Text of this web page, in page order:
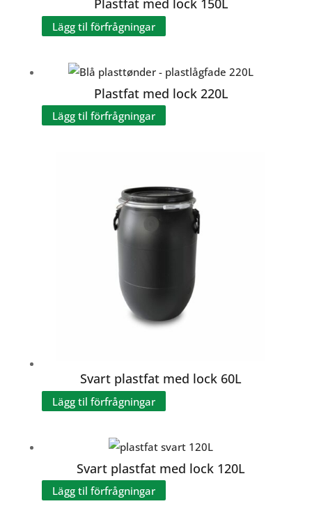
Plastfat med lock 150L
Lägg til förfrågningar
Plastfat med lock 220L
Lägg til förfrågningar
Svart plastfat med lock 60L
Lägg til förfrågningar
Svart plastfat med lock 120L
Lägg til förfrågningar